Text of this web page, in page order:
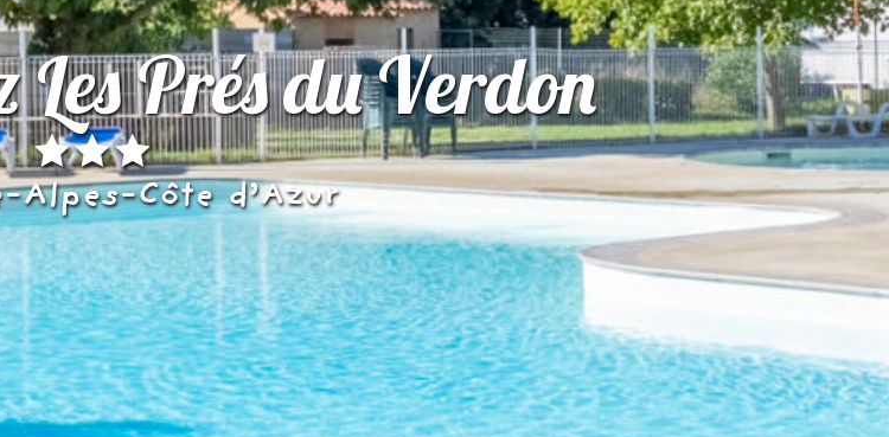
Prés du Verdon
Alpes-Côte d’Azur